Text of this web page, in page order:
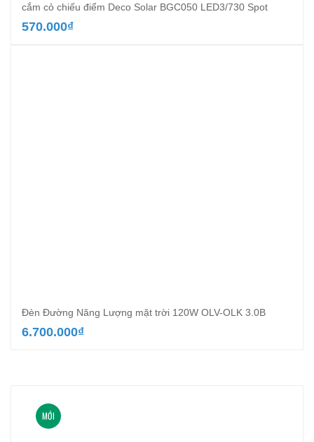
cắm cỏ chiếu điểm Deco Solar BGC050 LED3/730 Spot
570.000₫
Đèn Đường Năng Lượng mặt trời 120W OLV-OLK 3.0B
6.700.000₫
MỚI